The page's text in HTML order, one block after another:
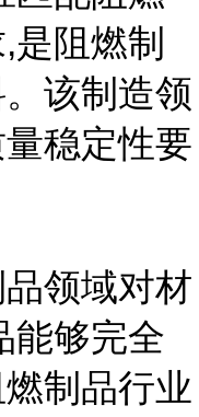
是阻燃制
该制造领
稳定性要
领域对材
能够完全
制品行业